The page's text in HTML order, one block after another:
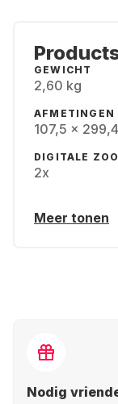
GEWICHT
2,60 kg
AFMETINGEN
107,5 x
DIGITALE
2x
Meer tonen
Nodig